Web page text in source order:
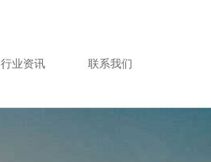
行业资讯 联系我们